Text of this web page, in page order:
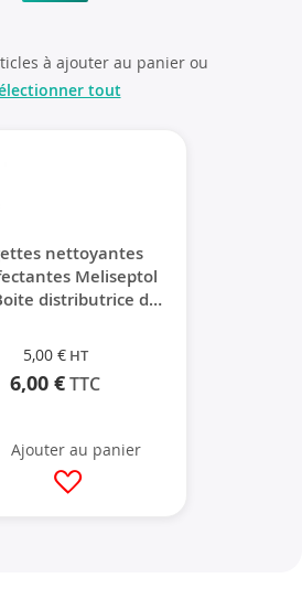
à ajouter au panier ou
tout
nettoyantes
Meliseptol
distributrice de
5,00 €
6,00 €
Ajouter au panier